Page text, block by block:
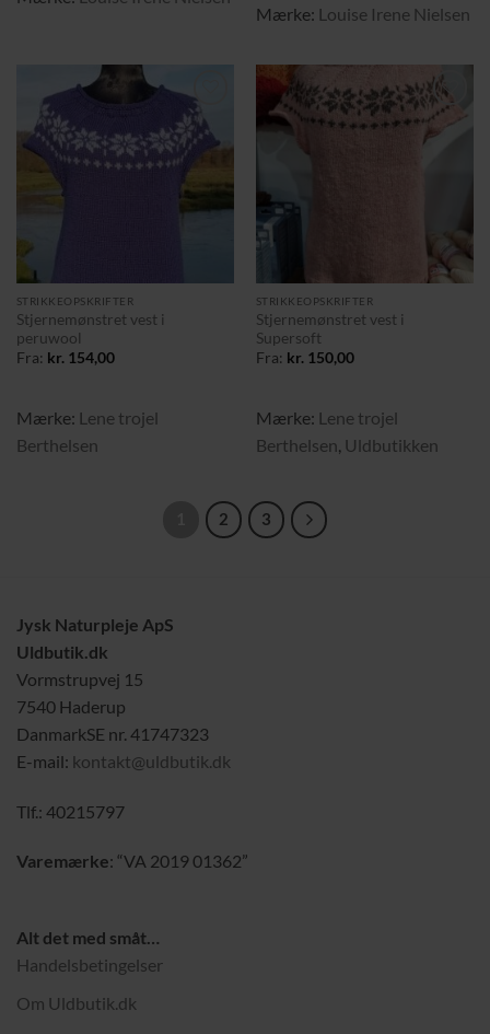
Mærke: Louise Irene Nielsen
Tilføj til
ønskeliste
STRIKKEOPSKRIFTER
Stjernemønstret vest i
peruwool
Fra: kr.154,00
Mærke: Lene trojel
Berthelsen
Tilføj til
ønskeliste
STRIKKEOPSKRIFTER
Stjernemønstret vest i
Supersoft
Fra: kr.150,00
Mærke: Lene trojel
Berthelsen Uldbutikken
2 3
Jysk Naturpleje ApS
Uldbutik.dk
Vormstrupvej 15
7540 Haderup
DanmarkSE nr. 41747323
E-mail: kontakt@uldbutik.dk
Tlf.: 40215797
Varemærke: “VA 2019 01362”
Alt det med småt…
Handelsbetingelser
Om Uldbutik.dk